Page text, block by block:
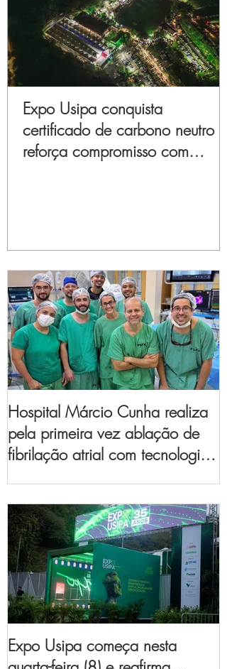
Expo Usipa conquista
certificado de carbono neutro e
reforça compromisso com
Hospital Márcio Cunha realiza
pela primeira vez ablação de
fibrilação atrial com tecnologia
Expo Usipa começa nesta